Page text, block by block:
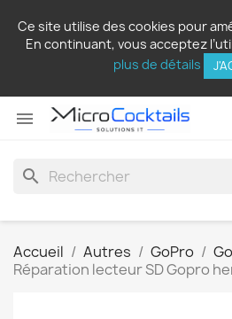
Ce site utilise des cookies pour
En continuant, vous acceptez
plus de détails

search
Accueil Autres GoPro
Réparation lecteur SD Gopro